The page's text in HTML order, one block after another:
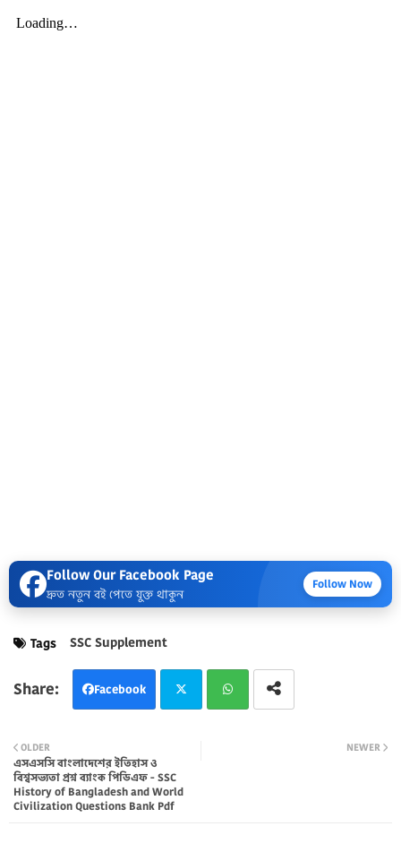
Follow Our Facebook Page
দ্রুত নতুন বই পেতে যুক্ত থাকুন
Follow Now
Tags SSC Supplement
Facebook
NEWER
OLDER
এসএসসি বাংলাদেশের ইতিহাস ও
বিশ্বসভ্যতা প্রশ্ন ব্যাংক পিডিএফ - SSC
History of Bangladesh and World
Civilization Questions Bank Pdf